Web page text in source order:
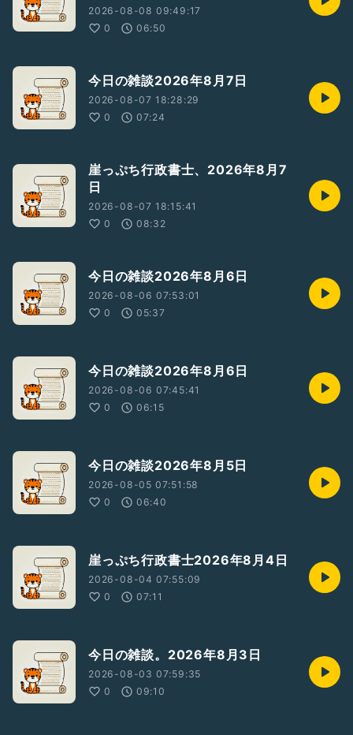
2026-08-08 09:49:17
0
06:50
今日の雑談2026年8月7日
2026-08-07 18:28:29
0
07:24
崖っぷち行政書士、2026年8月7
日
2026-08-07 18:15:41
0
08:32
今日の雑談2026年8月6日
2026-08-06 07:53:01
0
05:37
今日の雑談2026年8月6日
2026-08-06 07:45:41
0
06:15
今日の雑談2026年8月5日
2026-08-05 07:51:58
0
06:40
崖っぷち行政書士2026年8月4日
2026-08-04 07:55:09
0
07:11
今日の雑談。2026年8月3日
2026-08-03 07:59:35
0
09:10